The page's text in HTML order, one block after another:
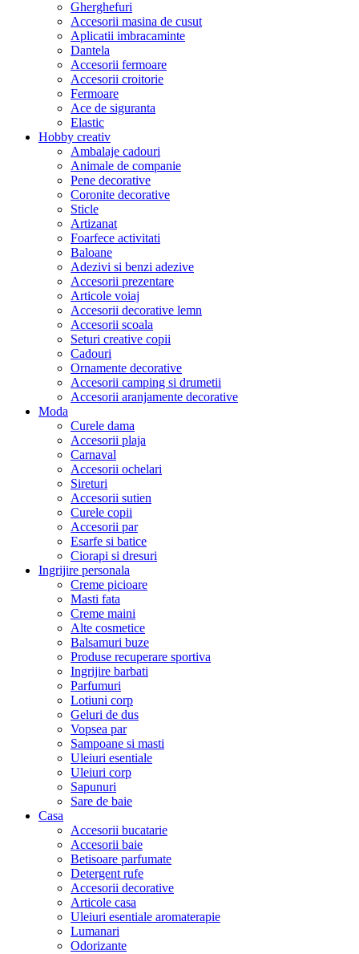
Gherghefuri
Accesorii masina de cusut
Aplicatii imbracaminte
Dantela
Accesorii fermoare
Accesorii croitorie
Fermoare
Ace de siguranta
Elastic
Hobby creativ
Ambalaje cadouri
Animale de companie
Pene decorative
Coronite decorative
Sticle
Artizanat
Foarfece activitati
Baloane
Adezivi si benzi adezive
Accesorii prezentare
Articole voiaj
Accesorii decorative lemn
Accesorii scoala
Seturi creative copii
Cadouri
Ornamente decorative
Accesorii camping si drumetii
Accesorii aranjamente decorative
Moda
Curele dama
Accesorii plaja
Carnaval
Accesorii ochelari
Sireturi
Accesorii sutien
Curele copii
Accesorii par
Esarfe si batice
Ciorapi si dresuri
Ingrijire personala
Creme picioare
Masti fata
Creme maini
Alte cosmetice
Balsamuri buze
Produse recuperare sportiva
Ingrijire barbati
Parfumuri
Lotiuni corp
Geluri de dus
Vopsea par
Sampoane si masti
Uleiuri esentiale
Uleiuri corp
Sapunuri
Sare de baie
Casa
Accesorii bucatarie
Accesorii baie
Betisoare parfumate
Detergent rufe
Accesorii decorative
Articole casa
Uleiuri esentiale aromaterapie
Lumanari
Odorizante